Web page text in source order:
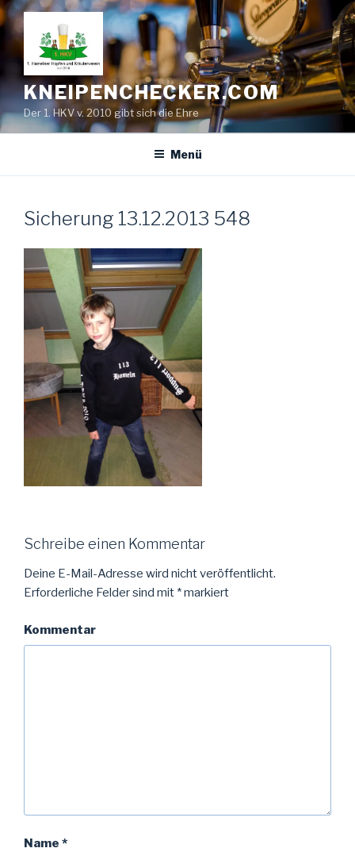
Zum
Inhalt
springen
KNEIPENCHECKER.COM
Der 1. HKV v. 2010 gibt sich die Ehre
Menü
Sicherung 13.12.2013 548
Schreibe einen Kommentar
Deine E-Mail-Adresse wird nicht veröffentlicht.
Erforderliche Felder sind mit *markiert
Kommentar
Name *